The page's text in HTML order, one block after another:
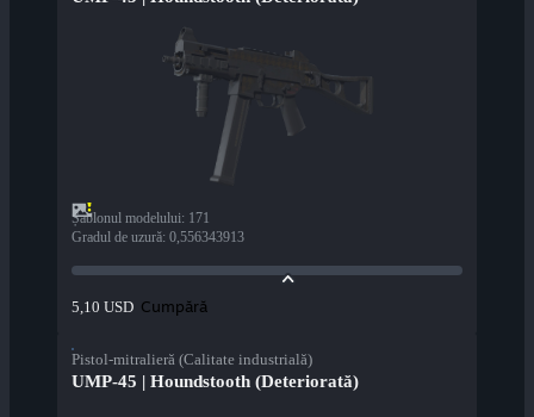
Șablonul modelului: 171
Gradul de uzură: 0,556343913
5,10 USD Cumpără
Pistol-mitralieră (Calitate industrială)
UMP-45 | Houndstooth (Deteriorată)